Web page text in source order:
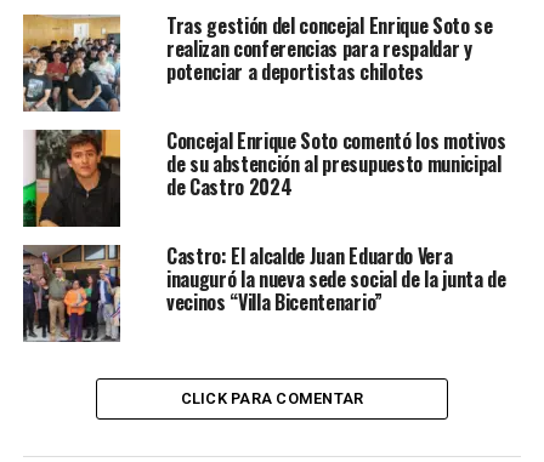
Tras gestión del concejal Enrique Soto se
realizan conferencias para respaldar y
potenciar a deportistas chilotes
Concejal Enrique Soto comentó los motivos
de su abstención al presupuesto municipal
de Castro 2024
Castro: El alcalde Juan Eduardo Vera
inauguró la nueva sede social de la junta de
vecinos “Villa Bicentenario”
CLICK PARA COMENTAR